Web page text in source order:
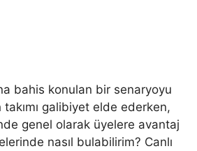
bahis konulan bir senaryoyu
galibiyet elde ederken,
genel olarak üyelere avantaj
nasıl bulabilirim? Canlı